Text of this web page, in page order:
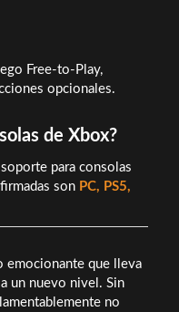
Free-to-Play,
opcionales.
de Xbox?
para consolas
son PC, PS5,
emocionante que lleva
un nuevo nivel. Sin
no